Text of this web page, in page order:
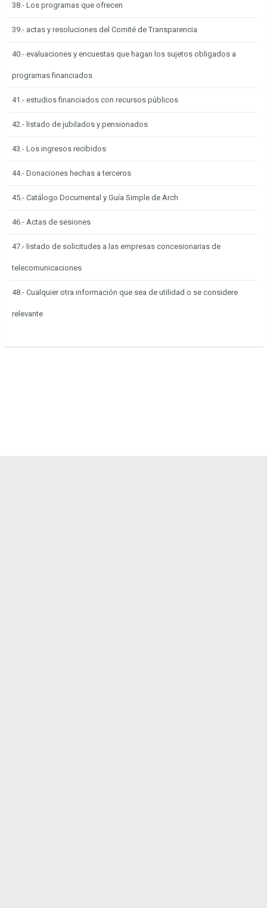
38.- Los programas que ofrecen
39.- actas y resoluciones del Comité de Transparencia
40.- evaluaciones y encuestas que hagan los sujetos obligados a
programas financiados
41.- estudios financiados con recursos públicos
42.- listado de jubilados y pensionados
43.- Los ingresos recibidos
44.- Donaciones hechas a terceros
45.- Catálogo Documental y Guía Simple de Arch
46.- Actas de sesiones
47.- listado de solicitudes a las empresas concesionarias de
telecomunicaciones
48.- Cualquier otra información que sea de utilidad o se considere
relevante